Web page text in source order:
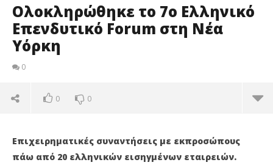
Ολοκληρώθηκε το 7ο Ελληνικό
Επενδυτικό Forum στη Νέα
Υόρκη
0
0 0
Επιχειρηματικές συναντήσεις με εκπροσώπους
πάω από 20 ελληνικών εισηγμένων εταιρειών.